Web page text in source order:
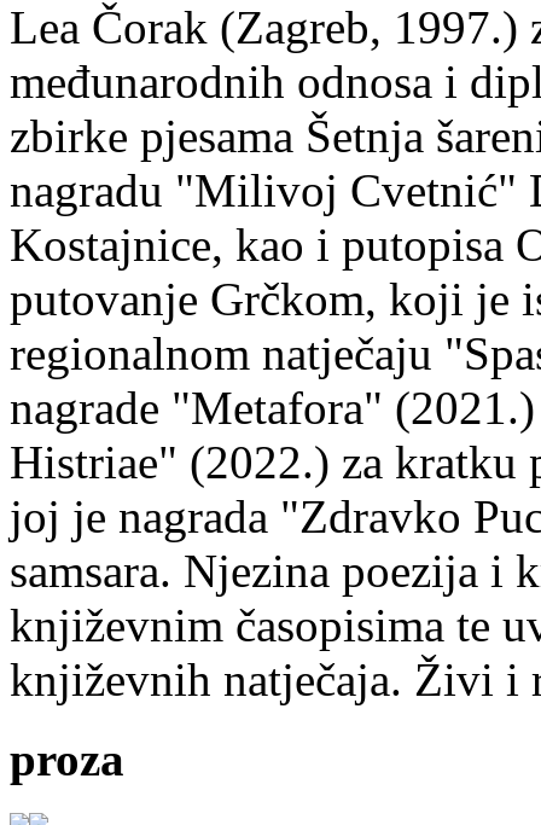
Lea Čorak (Zagreb,
međunarodnih odnosa i
zbirke pjesama Šetnja
nagradu "Milivoj Cvetnić"
Kostajnice, kao i putopisa
putovanje Grčkom, koji je
regionalnom natječaju
nagrade "Metafora"
Histriae" (2022.) za kratku
joj je nagrada "Zdravko
samsara. Njezina poezija i
književnim časopisima te
književnih natječaja. Živi i
proza